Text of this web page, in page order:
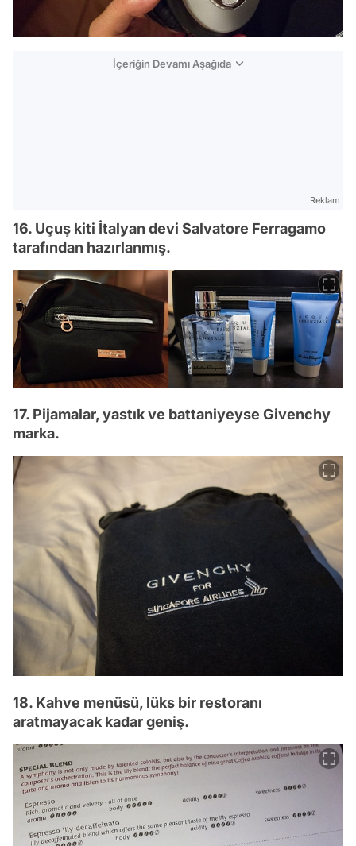
İçeriğin Devamı Aşağıda
Reklam
16. Uçuş kiti İtalyan devi Salvatore Ferragamo
tarafından hazırlanmış.
17. Pijamalar, yastık ve battaniyeyse Givenchy
marka.
18. Kahve menüsü, lüks bir restoranı
aratmayacak kadar geniş.